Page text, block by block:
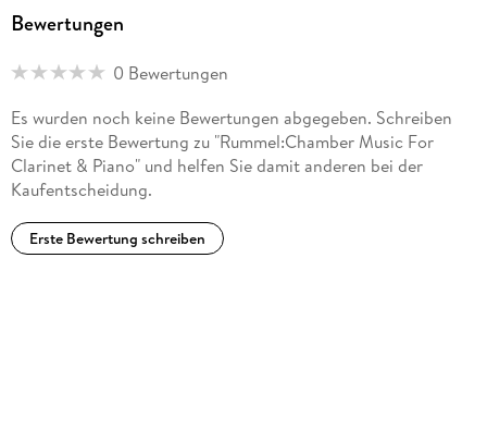
Bewertungen
0 Bewertungen
Es wurden noch keine Bewertungen abgegeben. Schreiben
Sie die erste Bewertung zu "Rummel:Chamber Music For
Clarinet & Piano" und helfen Sie damit anderen bei der
Kaufentscheidung.
Erste Bewertung schreiben